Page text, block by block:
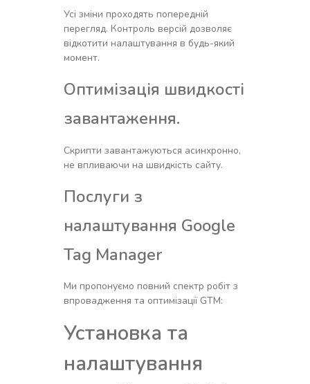
Усі зміни проходять попередній
перегляд. Контроль версій дозволяє
відкотити налаштування в будь-який
момент.
Оптимізація швидкості
завантаження.
Скрипти завантажуються асинхронно,
не впливаючи на швидкість сайту.
Послуги з
налаштування Google
Tag Manager
Ми пропонуємо повний спектр робіт з
впровадження та оптимізації GTM:
Установка та
налаштування